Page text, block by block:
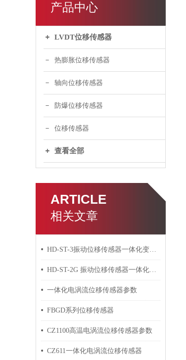
产品中心
LVDT位移传感器
热膨胀位移传感器
轴向位移传感器
防爆位移传感器
位移传感器
查看全部
ARTICLE
相关文章
HD-ST-3振动位移传感器一体化变送器
HD-ST-2G 振动位移传感器一体化变送器
一体化电涡流位移传感器参数
FBGD系列位移传感器
CZ1100高温电涡流位移传感器参数
CZ611一体化电涡流位移传感器